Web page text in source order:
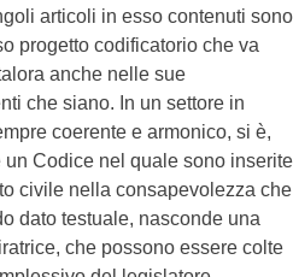
articoli in esso contenuti sono
progetto codificatorio che va
anche nelle sue
che siano. In un settore in
coerente e armonico, si è,
Codice nel quale sono inserite
civile nella consapevolezza che
dato testuale, nasconde una
che possono essere colte